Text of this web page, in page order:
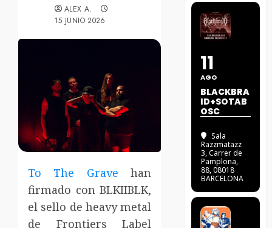
ALEX A.
15 JUNIO 2026
To The Grave han
firmado con BLKIIBLK,
el sello de heavy metal
de Frontiers Label
11
AGO
BLACKBRA
ID+SOTAB
OSC
Sala
Razzmatazz
3, Carrer de
Pamplona,
88, 08018
BARCELONA